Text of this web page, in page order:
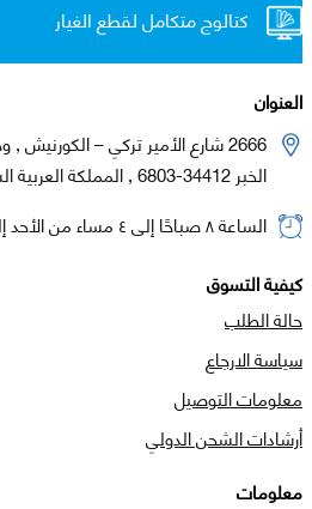
كتالوج متكامل لقطع الغيار
العنوان
2666 شارع الأمير تركي – الكورنيش , وحدة رقم 102
الخبر 34412-6803 , المملكة العربية السعودية
الساعة ٨ صباحًا إلى ٤ مساء من الأحد إلى الخميس
كيفية التسوق
حالة الطلب
سياسة الارجاع
معلومات التوصيل
أرشادات الشحن الدولي
معلومات